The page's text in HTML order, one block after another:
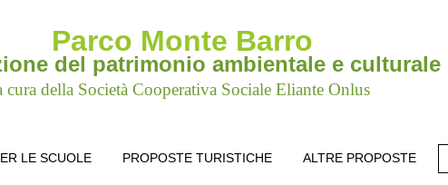
Parco Monte Barro
del patrimonio ambientale e culturale
cura della Società Cooperativa Sociale Eliante Onlus
LE SCUOLE PROPOSTE TURISTICHE ALTRE PROPOSTE